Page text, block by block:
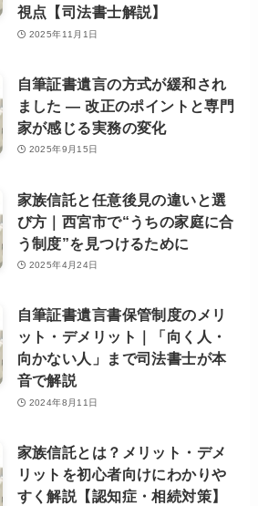
視点【司法書士解説】
2025年11月1日
自筆証書遺言の方式が緩和され
ました ― 改正のポイントと専門
家が感じる実務の変化
2025年9月15日
家族信託と任意後見の違いと選
び方｜西宮市で“うちの家庭に合
う制度”を見つけるために
2025年4月24日
自筆証書遺言書保管制度のメリ
ット・デメリット｜「向く人・
向かない人」まで司法書士が本
音で解説
2024年8月11日
家族信託とは？メリット・デメ
リットを初心者向けにわかりや
すく解説【認知症・相続対策】